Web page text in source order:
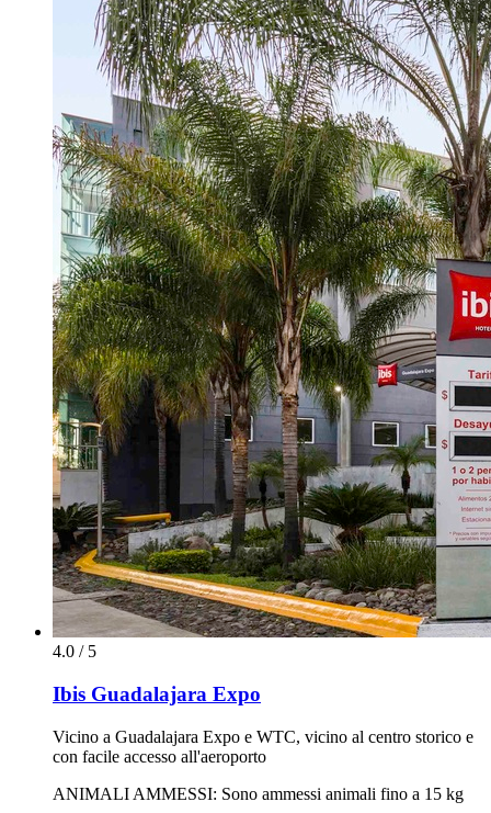
4.0 / 5
Ibis Guadalajara Expo
Vicino a Guadalajara Expo e WTC, vicino al centro storico e
con facile accesso all'aeroporto
ANIMALI AMMESSI: Sono ammessi animali fino a 15 kg